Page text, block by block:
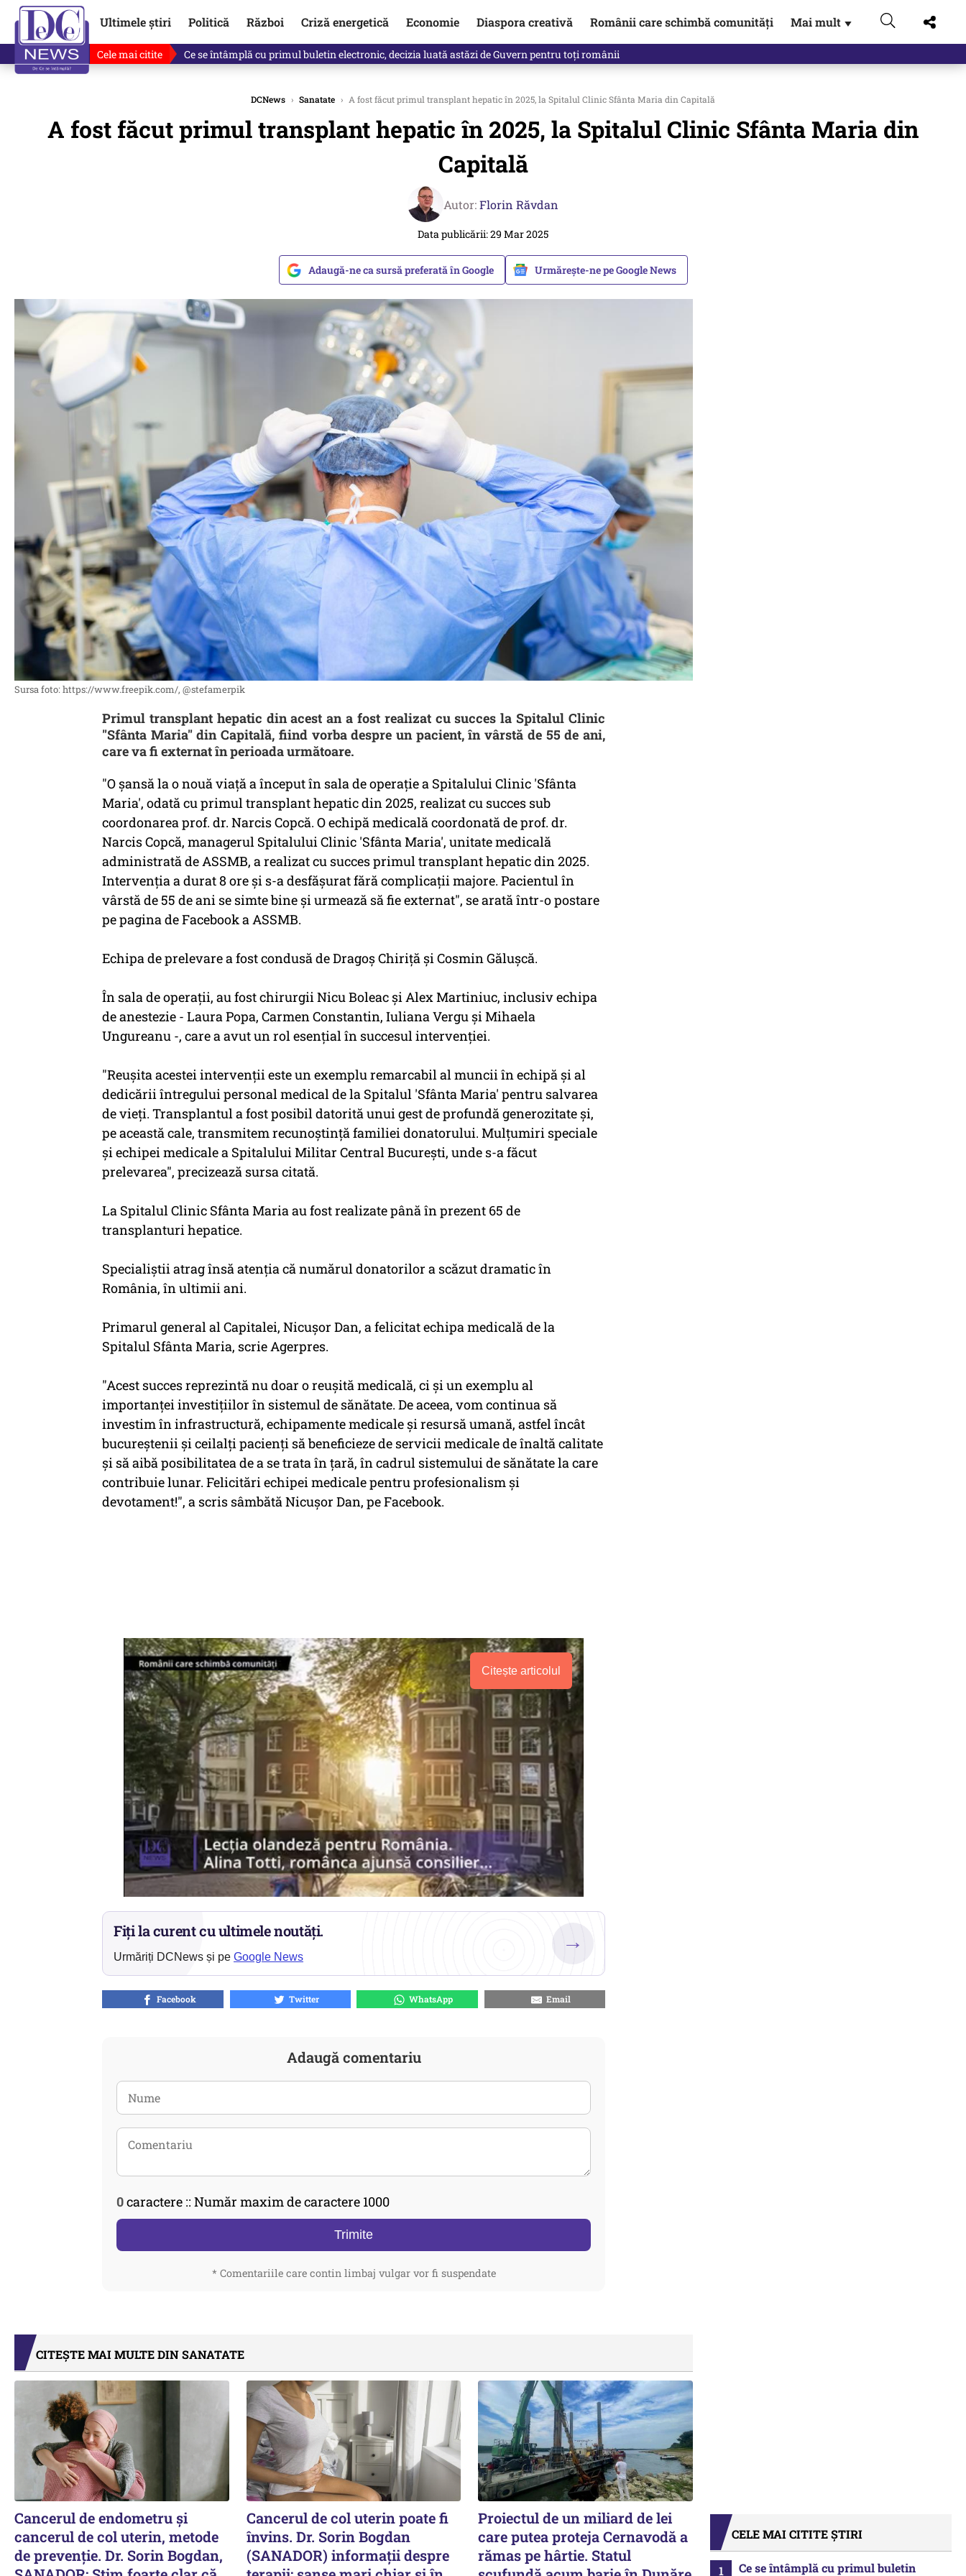
Ultimele știri Politică Război Criză energetică Economie Diaspora creativă Românii care schimbă comunități Mai mult ▼
Cele mai citite Singurul lucru care l-ar putea clinti pe Ilie Bolojan de la Palatul Victoria. Verdictul lui Bogdan Chirieac
DCNews › Sanatate › A fost făcut primul transplant hepatic în 2025, la Spitalul Clinic Sfânta Maria din Capitală
A fost făcut primul transplant hepatic în 2025, la Spitalul Clinic Sfânta Maria din
Capitală
Autor:Florin Răvdan
Data publicării: 29 Mar 2025
Adaugă-ne ca sursă preferată în Google Urmărește-ne pe Google News
Sursa foto: https://www.freepik.com/, @stefamerpik
Primul transplant hepatic din acest an a fost realizat cu succes la Spitalul Clinic
''Sfânta Maria'' din Capitală, fiind vorba despre un pacient, în vârstă de 55 de ani,
care va fi externat în perioada următoare.
"O şansă la o nouă viaţă a început în sala de operaţie a Spitalului Clinic 'Sfânta
Maria', odată cu primul transplant hepatic din 2025, realizat cu succes sub
coordonarea prof. dr. Narcis Copcă. O echipă medicală coordonată de prof. dr.
Narcis Copcă, managerul Spitalului Clinic 'Sfânta Maria', unitate medicală
administrată de ASSMB, a realizat cu succes primul transplant hepatic din 2025.
Intervenţia a durat 8 ore şi s-a desfăşurat fără complicaţii majore. Pacientul în
vârstă de 55 de ani se simte bine şi urmează să fie externat", se arată într-o postare
pe pagina de Facebook a ASSMB.
Echipa de prelevare a fost condusă de Dragoş Chiriţă şi Cosmin Găluşcă.
În sala de operaţii, au fost chirurgii Nicu Boleac şi Alex Martiniuc, inclusiv echipa
de anestezie - Laura Popa, Carmen Constantin, Iuliana Vergu şi Mihaela
Ungureanu -, care a avut un rol esenţial în succesul intervenţiei.
"Reuşita acestei intervenţii este un exemplu remarcabil al muncii în echipă şi al
dedicării întregului personal medical de la Spitalul 'Sfânta Maria' pentru salvarea
de vieţi. Transplantul a fost posibil datorită unui gest de profundă generozitate şi,
pe această cale, transmitem recunoştinţă familiei donatorului. Mulţumiri speciale
şi echipei medicale a Spitalului Militar Central Bucureşti, unde s-a făcut
prelevarea", precizează sursa citată.
La Spitalul Clinic Sfânta Maria au fost realizate până în prezent 65 de
transplanturi hepatice.
Specialiştii atrag însă atenţia că numărul donatorilor a scăzut dramatic în
România, în ultimii ani.
Primarul general al Capitalei, Nicuşor Dan, a felicitat echipa medicală de la
Spitalul Sfânta Maria, scrie Agerpres.
"Acest succes reprezintă nu doar o reuşită medicală, ci şi un exemplu al
importanţei investiţiilor în sistemul de sănătate. De aceea, vom continua să
investim în infrastructură, echipamente medicale şi resursă umană, astfel încât
bucureştenii şi ceilalţi pacienţi să beneficieze de servicii medicale de înaltă calitate
şi să aibă posibilitatea de a se trata în ţară, în cadrul sistemului de sănătate la care
contribuie lunar. Felicitări echipei medicale pentru profesionalism şi
devotament!", a scris sâmbătă Nicuşor Dan, pe Facebook.
Citește articolul
Fiți la curent cu ultimele noutăți.
Urmăriți DCNews și pe Google News
→
Facebook Twitter WhatsApp Email
Adaugă comentariu
0caractere :: Număr maxim de caractere 1000
Trimite
* Comentariile care contin limbaj vulgar vor fi suspendate
CITEȘTE MAI MULTE DIN SANATATE
Cancerul de endometru și
cancerul de col uterin, metode
de prevenție. Dr. Sorin Bogdan,
Cancerul de col uterin poate fi
învins. Dr. Sorin Bogdan
(SANADOR) informații despre
Proiectul de un miliard de lei
care putea proteja Cernavodă a
rămas pe hârtie. Statul
CELE MAI CITITE ȘTIRI
Ce se întâmplă cu primul buletin